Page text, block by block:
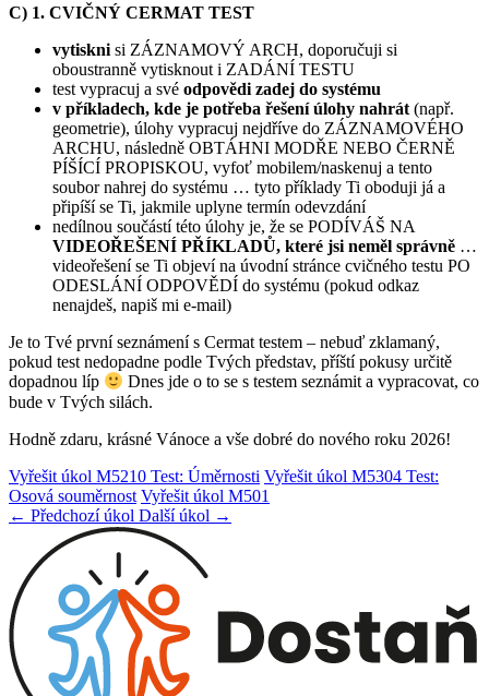
C) 1. CVIČNÝ CERMAT TEST
vytisknisi ZÁZNAMOVÝ ARCH, doporučuji si
oboustranně vytisknout i ZADÁNÍ TESTU
test vypracuj a své odpovědi zadej do systému
v příkladech, kde je potřeba řešení úlohy nahrát(např.
geometrie), úlohy vypracuj nejdříve do ZÁZNAMOVÉHO
ARCHU, následně OBTÁHNI MODŘE NEBO ČERNĚ
PÍŠÍCÍ PROPISKOU, vyfoť mobilem/naskenuj a tento
soubor nahrej do systému … tyto příklady Ti oboduji já a
připíší se Ti, jakmile uplyne termín odevzdání
nedílnou součástí této úlohy je, že se PODÍVÁŠ NA
VIDEOŘEŠENÍ PŘÍKLADŮ, které jsi neměl správně …
videořešení se Ti objeví na úvodní stránce cvičného testu PO
ODESLÁNÍ ODPOVĚDÍ do systému (pokud odkaz
nenajdeš, napiš mi e-mail)
Je to Tvé první seznámení s Cermat testem – nebuď zklamaný,
pokud test nedopadne podle Tvých představ, příští pokusy určitě
dopadnou líp
Dnes jde o to se s testem seznámit a vypracovat, co
bude v Tvých silách.
Hodně zdaru, krásné Vánoce a vše dobré do nového roku 2026!
Vyřešit úkol M5210 Test: Úměrnosti Vyřešit úkol M5304 Test:
Osová souměrnost Vyřešit úkol M501
← Předchozí úkol Další úkol →